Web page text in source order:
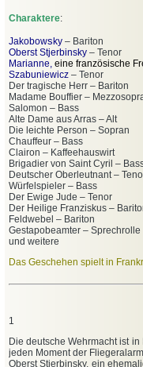
Charaktere:
Jakobows ky – Bariton
Oberst Stjerbinsky – Tenor
Marianne, eine französische
Szabuniewicz – Tenor
Der tragische Herr – Bariton
Madame Bouffier –
Salomon – Bass
Alte Dame aus Arras – Alt
Die leichte Person – Sopran
Chauffeur – Bass
Clairon – Kaffeehauswirt
Brigadier von Saint Cyril –
Deutscher Oberleutnant –
Würfelspieler – Bass
Der Ewige Jude – Tenor
Der Heilige Franziskus –
Feldwebel – Bariton
Gestapobeamter – Sprechrolle
und weitere
Das Geschehen spielt in
1
Die deutsche Wehrmacht ist
jeden Moment der
Oberst Stjerbinsky, ein